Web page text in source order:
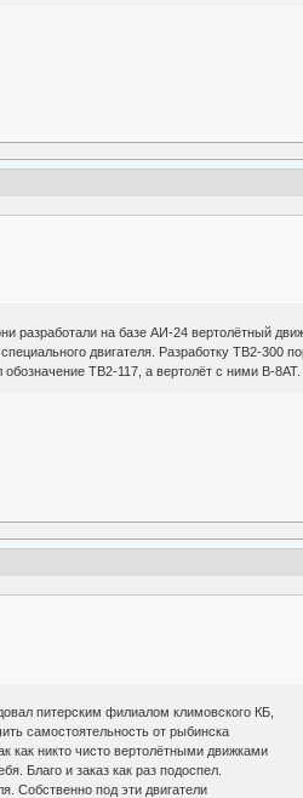
разработали на базе АИ-24 вертолётный
двигателя. Разработку ТВ2-300
ТВ2-117, а вертолёт с ними В-
питерским филиалом климовского КБ,
самостоятельность от рыбинска
как никто чисто вертолётными движками
Благо и заказ как раз подоспел.
Собственно под эти двигатели